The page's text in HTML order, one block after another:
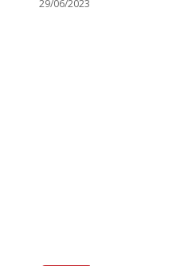
29/06/2023